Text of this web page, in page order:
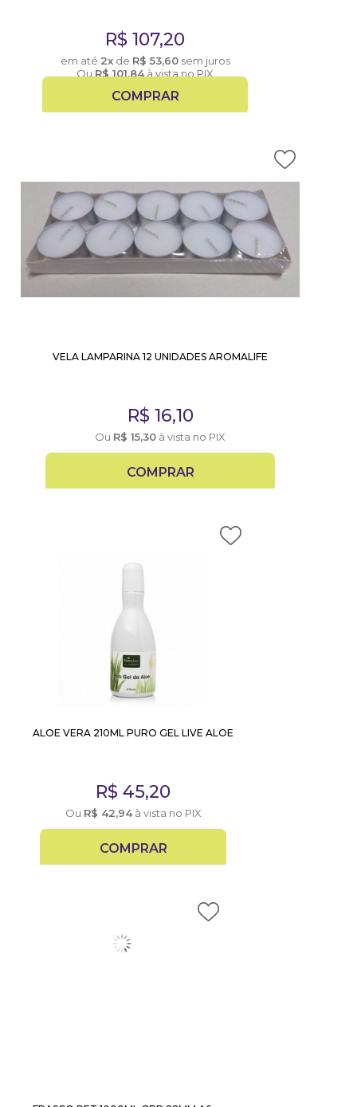
R$ 107,20
em até 2xde R$ 53,60sem juros
Ou R$ 101,84à vista no PIX
COMPRAR
VELA LAMPARINA 12 UNIDADES AROMALIFE
R$ 16,10
Ou R$ 15,30 à vista no PIX
COMPRAR
ALOE VERA 210ML PURO GEL LIVE ALOE
R$ 45,20
Ou R$ 42,94à vista no PIX
COMPRAR